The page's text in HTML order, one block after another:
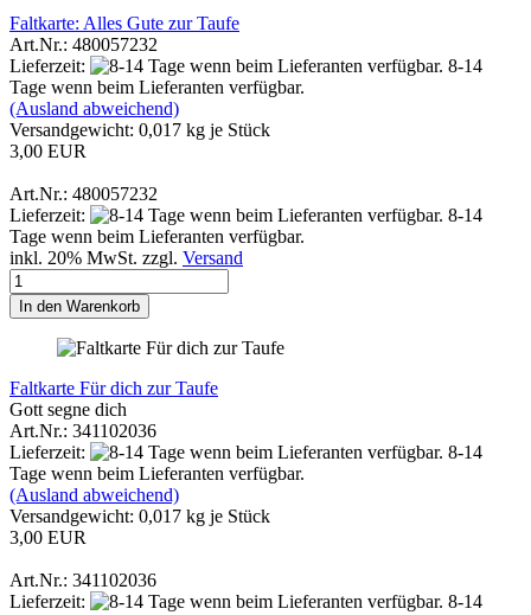
Faltkarte: Alles Gute zur Taufe
Art.Nr.: 480057232
Lieferzeit:
8-14
Tage wenn beim Lieferanten verfügbar.
(Ausland abweichend)
Versandgewicht: 0,017 kg je Stück
3,00 EUR
Art.Nr.: 480057232
Lieferzeit:
8-14
Tage wenn beim Lieferanten verfügbar.
inkl. 20% MwSt. zzgl. Versand
In den Warenkorb
Faltkarte Für dich zur Taufe
Gott segne dich
Art.Nr.: 341102036
Lieferzeit:
8-14
Tage wenn beim Lieferanten verfügbar.
(Ausland abweichend)
Versandgewicht: 0,017 kg je Stück
3,00 EUR
Art.Nr.: 341102036
Lieferzeit:
8-14